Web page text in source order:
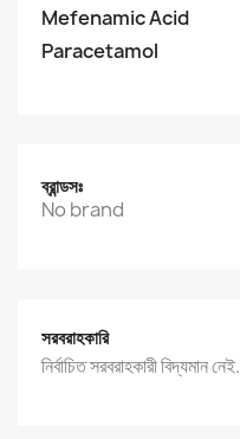
Mefenamic Acid
Paracetamol
ব্রান্ডসঃ
No brand
সরবরাহকারি
নির্বাচিত সরবরাহকারী বিদ্যমান নেই.